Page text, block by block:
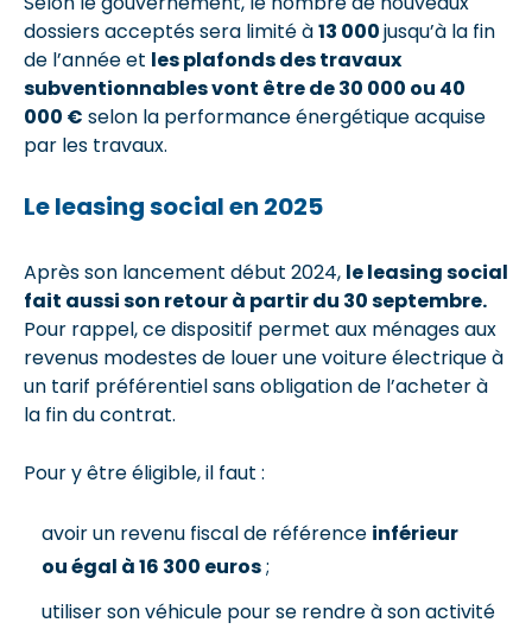
dossiers acceptés sera limité à13 000jusqu’à la fin
de l’année et les plafonds des travaux
subventionnables vont être de 30 000 ou 40
000 € selon la performance énergétique acquise
par les travaux.
Le leasing social en 2025
Après son lancement début 2024, le leasing social
fait aussi son retour à partir du 30 septembre.
Pour rappel, ce dispositif permet aux ménages aux
revenus modestes de louer une voiture électrique à
un tarif préférentiel sans obligation de l’acheter à
la fin du contrat.
Pour y être éligible, il faut :
avoir un revenu fiscal de référence inférieur
ou égal à 16 300 euros;
utiliser son véhicule pour se rendre à son activité